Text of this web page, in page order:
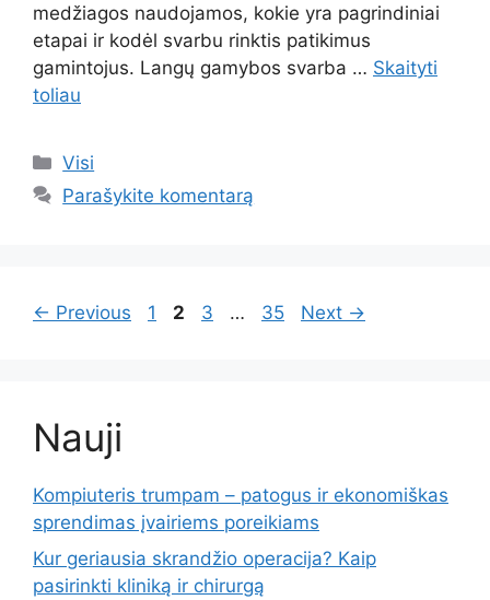
medžiagos naudojamos, kokie yra pagrindiniai
etapai ir kodėl svarbu rinktis patikimus
gamintojus. Langų gamybos svarba … Skaityti
toliau
Kategorijos
Visi
Parašykite komentarą
← Previous Page
1 Page
2 Page
3 … Page
35 Next →
Nauji
Kompiuteris trumpam – patogus ir ekonomiškas
sprendimas įvairiems poreikiams
Kur geriausia skrandžio operacija? Kaip
pasirinkti kliniką ir chirurgą